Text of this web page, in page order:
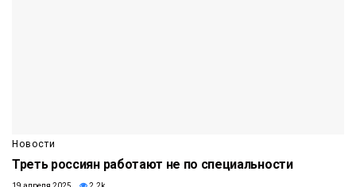
Новости
Треть россиян работают не по специальности